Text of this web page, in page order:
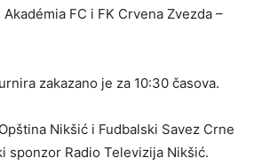
FC i FK Crvena Zvezda –
zakazano je za 10:30 časova.
Nikšić i Fudbalski Savez Crne
sponzor Radio Televizija Nikšić.